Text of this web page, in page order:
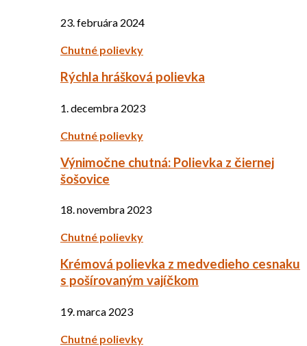
23. februára 2024
Chutné polievky
Rýchla hrášková polievka
1. decembra 2023
Chutné polievky
Výnimočne chutná: Polievka z čiernej
šošovice
18. novembra 2023
Chutné polievky
Krémová polievka z medvedieho cesnaku
s pošírovaným vajíčkom
19. marca 2023
Chutné polievky